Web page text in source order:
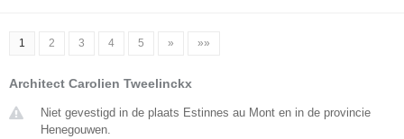
1 2 3 4 5 » »»
Architect Carolien Tweelinckx
Niet gevestigd in de plaats Estinnes au Mont en in de provincie
Henegouwen.